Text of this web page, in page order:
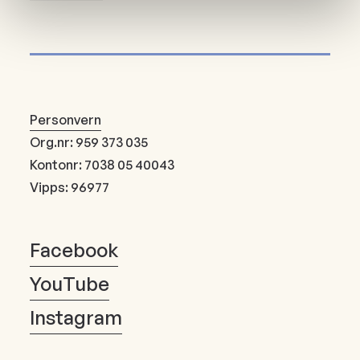
Personvern
Org.nr: 959 373 035
Kontonr: 7038 05 40043
Vipps: 96977
Facebook
YouTube
Instagram